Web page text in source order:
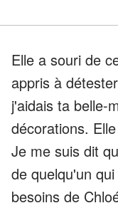
Elle a souri de
appris à
j'aidais ta belle-
décorations.
Je me suis dit
de quelqu'un
besoins de